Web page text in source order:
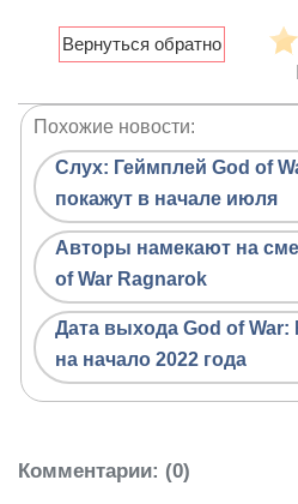
Похожие новости:
Слух: Геймплей God of
покажут в начале июля
Авторы намекают на
of War Ragnarok
Дата выхода God of War:
на начало 2022 года
Комментарии: (0)